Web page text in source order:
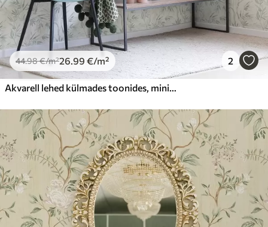
44.98€/m²26.99 €/m² 2
Akvarell lehed külmades toonides, minimalistlik disain